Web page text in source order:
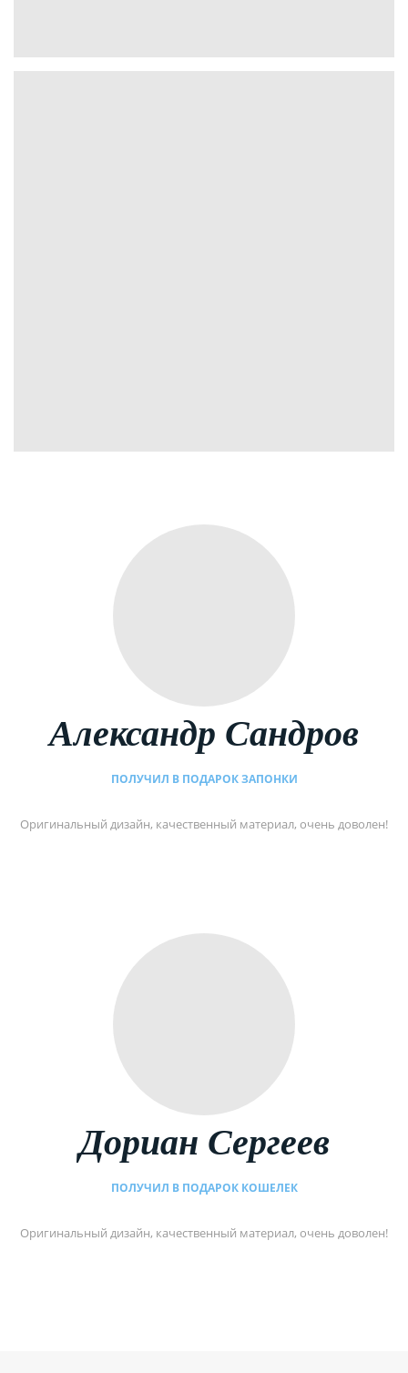
Александр Сандров
ПОЛУЧИЛ В ПОДАРОК ЗАПОНКИ
Оригинальный дизайн, качественный материал, очень доволен!
Дориан Сергеев
ПОЛУЧИЛ В ПОДАРОК КОШЕЛЕК
Оригинальный дизайн, качественный материал, очень доволен!